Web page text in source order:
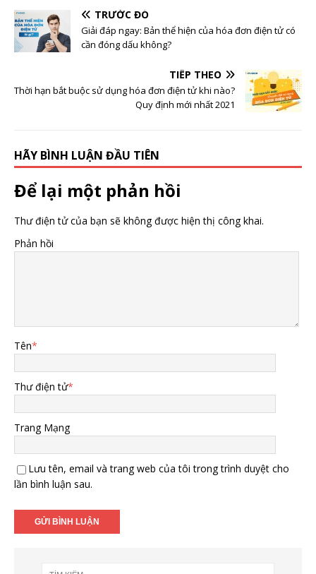
TRƯỚC ĐÓ
Giải đáp ngay: Bản thể hiện của hóa đơn điện tử có
cần đóng dấu không?
TIẾP THEO
Thời hạn bắt buộc sử dụng hóa đơn điện tử khi nào?
Quy định mới nhất 2021
HÃY BÌNH LUẬN ĐẦU TIÊN
Để lại một phản hồi
Thư điện tử của bạn sẽ không được hiện thị công khai.
Phản hồi
Tên*
Thư điện tử*
Trang Mạng
Lưu tên, email và trang web của tôi trong trình duyệt cho
lần bình luận sau.